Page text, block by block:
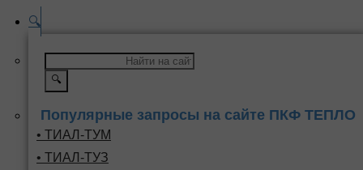
🔍
🔍
Популярные запросы на сайте ПКФ ТЕПЛО
• ТИАЛ-ТУМ
• ТИАЛ-ТУЗ